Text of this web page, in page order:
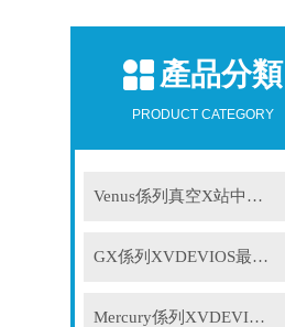
產品分類
PRODUCT CATEGORY
Venus係列真空X站中文免费版
GX係列XVDEVIOS最新版APP下载
Mercury係列XVDEVIOS最新版APP下载